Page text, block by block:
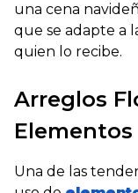
una cena
que se adapte a
quien lo recibe.
Arreglos
Una de las